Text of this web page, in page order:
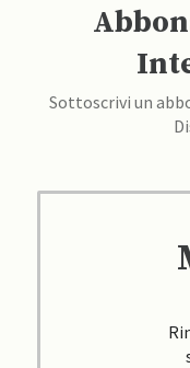
Sottoscrivi un